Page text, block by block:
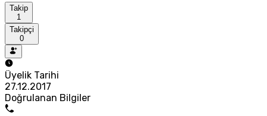
Takip
1
Takipçi
0
Üyelik Tarihi
27.12.2017
Doğrulanan Bilgiler